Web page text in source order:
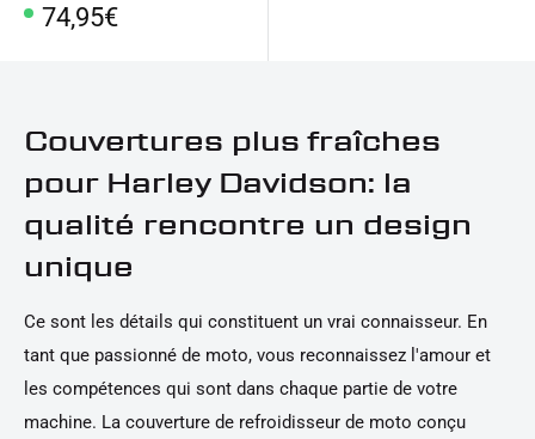
Prix
74,95€
Couvertures plus fraîches
pour Harley Davidson: la
qualité rencontre un design
unique
Ce sont les détails qui constituent un vrai connaisseur. En
tant que passionné de moto, vous reconnaissez l'amour et
les compétences qui sont dans chaque partie de votre
machine. La couverture de refroidisseur de moto conçu